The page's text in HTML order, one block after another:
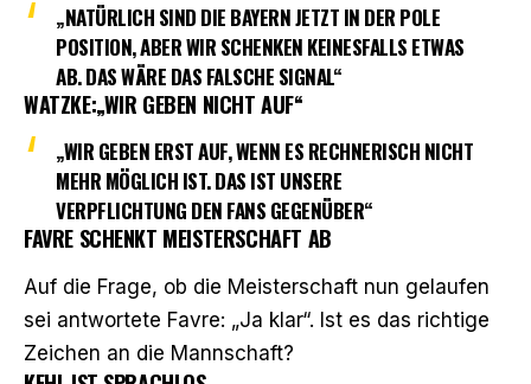
„NATÜRLICH SIND DIE BAYERN JETZT IN DER POLE
POSITION, ABER WIR SCHENKEN KEINESFALLS ETWAS
AB. DAS WÄRE DAS FALSCHE SIGNAL“
WATZKE:„WIR GEBEN NICHT AUF“
„WIR GEBEN ERST AUF, WENN ES RECHNERISCH NICHT
MEHR MÖGLICH IST. DAS IST UNSERE
VERPFLICHTUNG DEN FANS GEGENÜBER“
FAVRE SCHENKT MEISTERSCHAFT AB
Auf die Frage, ob die Meisterschaft nun gelaufen
sei antwortete Favre: „Ja klar“. Ist es das richtige
Zeichen an die Mannschaft?